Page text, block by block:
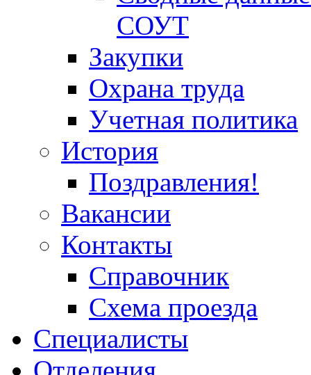
СОУТ
Закупки
Охрана труда
Учетная политика
История
Поздравления!
Вакансии
Контакты
Справочник
Схема проезда
Специалисты